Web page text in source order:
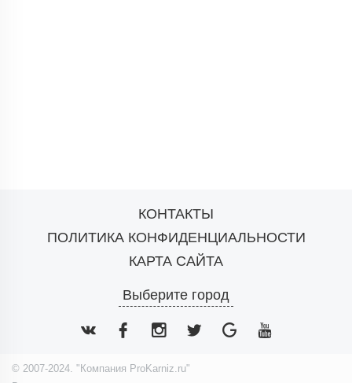
КОНТАКТЫ
ПОЛИТИКА КОНФИДЕНЦИАЛЬНОСТИ
КАРТА САЙТА
Выберите город
© 2007-2024. "Компания ProKarniz.ru"